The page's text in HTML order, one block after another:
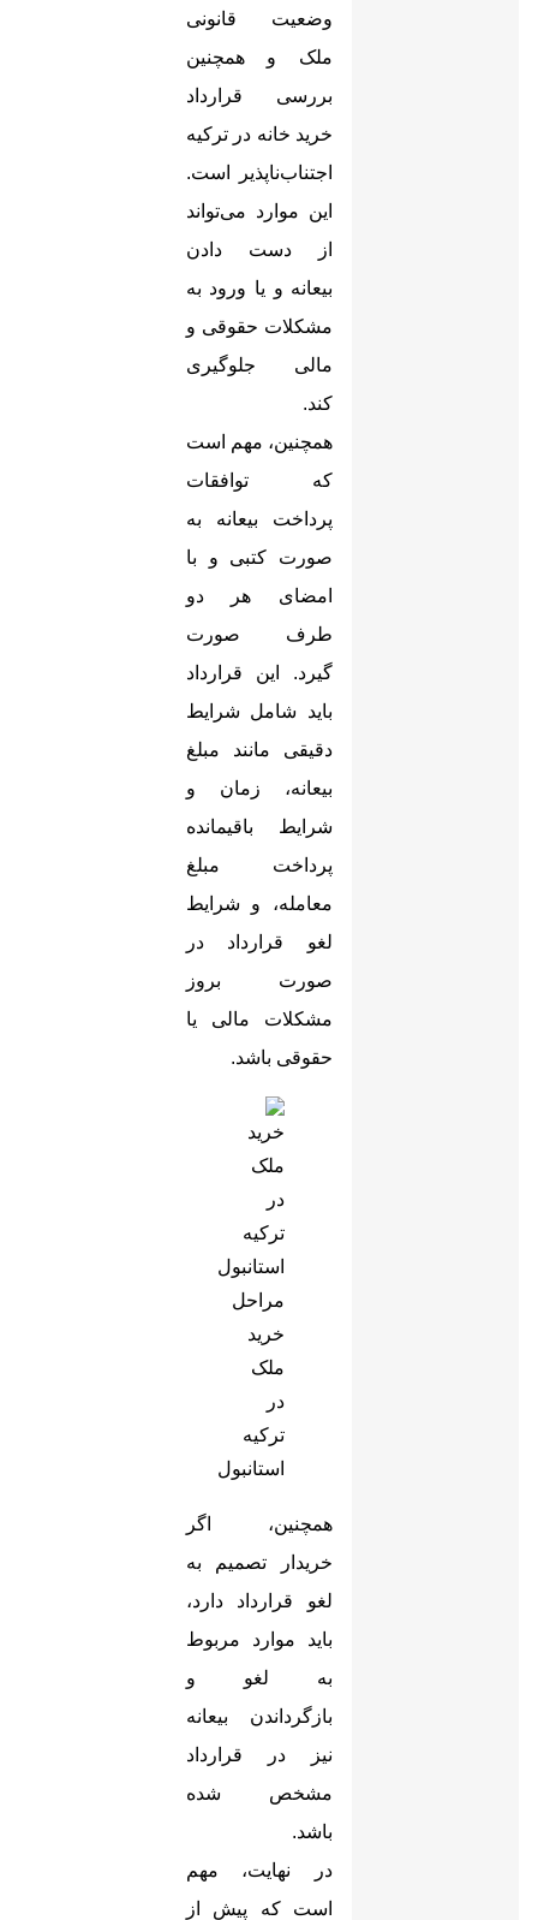
وضعیت قانونی
ملک و همچنین
بررسی قرارداد
خرید خانه در ترکیه
اجتناب‌ناپذیر است.
این موارد می‌تواند
از دست دادن
بیعانه و یا ورود به
مشکلات حقوقی و
مالی جلوگیری
کند.
همچنین، مهم است
که توافقات
پرداخت بیعانه به
صورت کتبی و با
امضای هر دو
طرف صورت
گیرد. این قرارداد
باید شامل شرایط
دقیقی مانند مبلغ
بیعانه، زمان و
شرایط باقیمانده
پرداخت مبلغ
معامله، و شرایط
لغو قرارداد در
صورت بروز
مشکلات مالی یا
حقوقی باشد.
مراحل
خرید
ملک
در
ترکیه
استانبول
همچنین، اگر
خریدار تصمیم به
لغو قرارداد دارد،
باید موارد مربوط
به لغو و
بازگرداندن بیعانه
نیز در قرارداد
مشخص شده
باشد.
در نهایت، مهم
است که پیش از